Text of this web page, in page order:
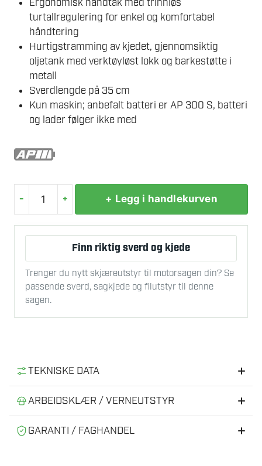
Ergonomisk håndtak med trinnløs
turtallregulering for enkel og komfortabel
håndtering
Hurtigstramming av kjedet, gjennomsiktig
oljetank med verktøyløst lokk og barkestøtte i
metall
Sverdlengde på 35 cm
Kun maskin; anbefalt batteri er AP 300 S, batteri
og lader følger ikke med
-
220.0
C-
B
MOTORSAG
ENHET
+ + Legg i handlekurven
Finn riktig sverd og kjede
Trenger du nytt skjæreutstyr til motorsagen din? Se
passende sverd, sagkjede og filutstyr til denne
sagen.
TEKNISKE DATA
Nominell spenning 36 V
Effekt 2,1 kW
ARBEIDSKLÆR / VERNEUTSTYR
GARANTI / FAGHANDEL